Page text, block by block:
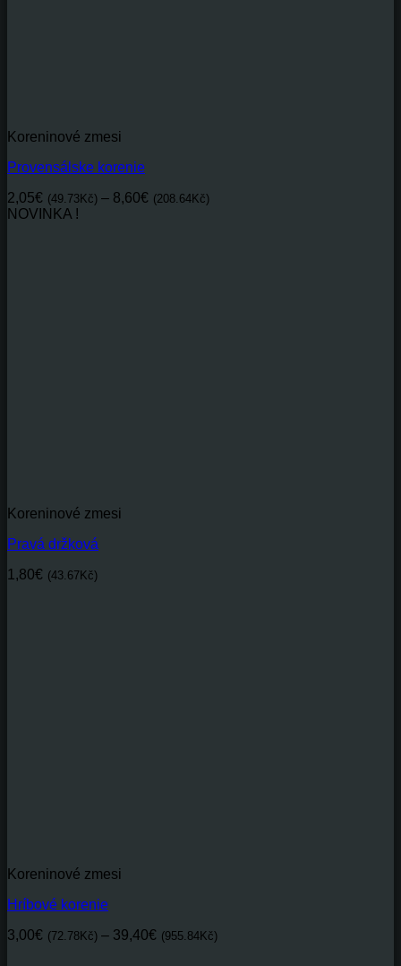
Koreninové zmesi
Provensálske korenie
2,05€ (49.73Kč) – 8,60€ (208.64Kč)Price
NOVINKA !
Koreninové zmesi
Pravá držková
1,80€ (43.67Kč)
Koreninové zmesi
Hríbové korenie
3,00€ (72.78Kč) – 39,40€ (955.84Kč)Price